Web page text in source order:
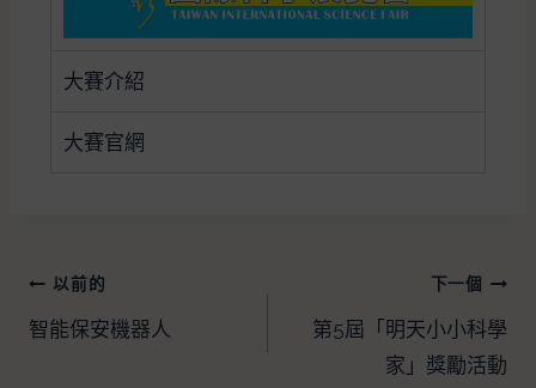
大賽介紹
大賽官網
以前的
智能保安機器人
下一個
第5屆「明天小小科學
家」獎勵活動